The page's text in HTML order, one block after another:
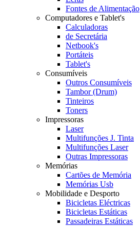
Fontes de Alimentação
Computadores e Tablet's
Calculadoras
de Secretária
Netbook's
Portáteis
Tablet's
Consumíveis
Outros Consumíveis
Tambor (Drum)
Tinteiros
Toners
Impressoras
Laser
Multifunções J. Tinta
Multifunções Laser
Outras Impressoras
Memórias
Cartões de Memória
Memórias Usb
Mobilidade e Desporto
Bicicletas Eléctricas
Bicicletas Estáticas
Passadeiras Estáticas